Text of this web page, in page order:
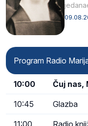
Program Radio
10:00 Čuj nas,
10:45 Glazba
11:00 Radio